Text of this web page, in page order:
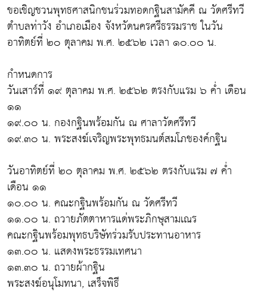
ขอเชิญชวนพุทธศาสนิกชนร่วมทอดกฐินสามัคคี ณ วัดศรีทวี
ตำบลท่าวัง อำเภอเมือง จังหวัดนครศรีธรรมราช ในวัน
อาทิตย์ที่ ๒๐ ตุลาคม พ.ศ. ๒๕๖๒ เวลา ๑๐.๐๐ น.
กำหนดการ
วันเสาร์ที่ ๑๙ ตุลาคม พ.ศ. ๒๕๖๒ ตรงกับแรม ๖ ค่ำ เดือน
๑๑
๑๙.๐๐ น. กองกฐินพร้อมกัน ณ ศาลาวัดศรีทวี
๑๙.๓๐ น. พระสงฆ์เจริญพระพุทธมนต์สมโภชองค์กฐิน
วันอาทิตย์ที่ ๒๐ ตุลาคม พ.ศ. ๒๕๖๒ ตรงกับแรม ๗ ค่ำ
เดือน ๑๑
๑๐.๐๐ น. คณะกฐินพร้อมกัน ณ วัดศรีทวี
๑๑.๐๐ น. ถวายภัตตาหารแด่พระภิกษุสามเณร
คณะกฐินพร้อมพุทธบริษัทร่วมรับประทานอาหาร
๑๓.๐๐ น. แสดงพระธรรมเทศนา
๑๓.๓๐ น. ถวายผ้ากฐิน
พระสงฆ์อนุโมทนา, เสร็จพิธี